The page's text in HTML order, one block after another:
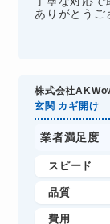
ありがとうご
株式会社
玄関 カギ開け
業者満足度
スピード
品質
費用